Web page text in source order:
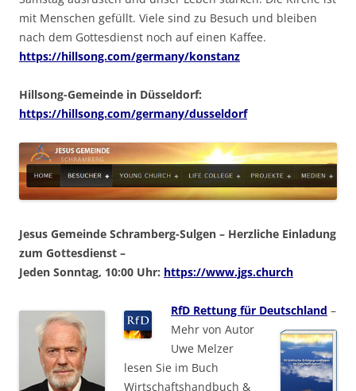
mit Menschen gefüllt. Viele sind zu Besuch und bleiben
nach dem Gottesdienst noch auf einen Kaffee.
https://hillsong.com/germany/konstanz
Hillsong-Gemeinde in Düsseldorf:
https://hillsong.com/germany/dusseldorf
Jesus Gemeinde Schramberg-Sulgen – Herzliche Einladung
zum Gottesdienst –
Jeden Sonntag, 10:00 Uhr: https://www.jgs.church
RfD Rettung für Deutschland –
Mehr von Autor
Uwe Melzer
lesen Sie im Buch
Wirtschaftshandbuch &